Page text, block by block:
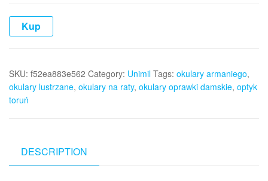
Kup
SKU: f52ea883e562 Category: Unimil Tags: okulary armaniego,
okulary lustrzane, okulary na raty, okulary oprawki damskie, optyk
toruń
DESCRIPTION